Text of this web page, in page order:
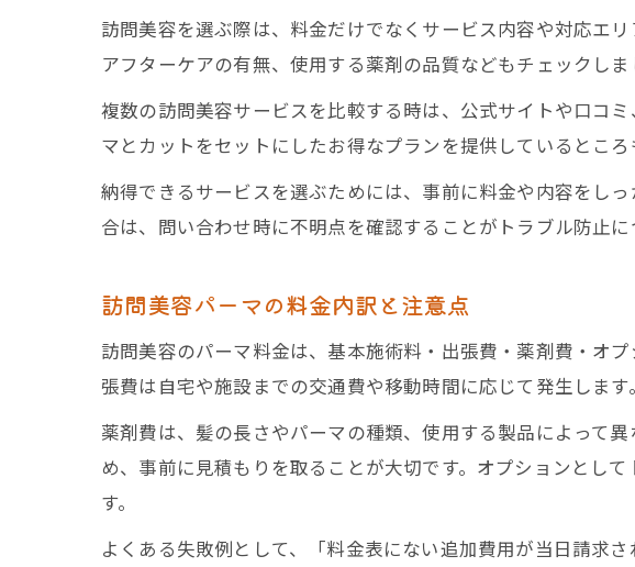
訪問美容を選ぶ際は、料金だけでなくサービス内容や対応エ
アフターケアの有無、使用する薬剤の品質などもチェックしま
複数の訪問美容サービスを比較する時は、公式サイトや口コ
マとカットをセットにしたお得なプランを提供しているとこ
納得できるサービスを選ぶためには、事前に料金や内容をし
合は、問い合わせ時に不明点を確認することがトラブル防止に
訪問美容パーマの料金内訳と注意点
訪問美容のパーマ料金は、基本施術料・出張費・薬剤費・オ
張費は自宅や施設までの交通費や移動時間に応じて発生します。
薬剤費は、髪の長さやパーマの種類、使用する製品によって
め、事前に見積もりを取ることが大切です。オプションとし
す。
よくある失敗例として、「料金表にない追加費用が当日請求